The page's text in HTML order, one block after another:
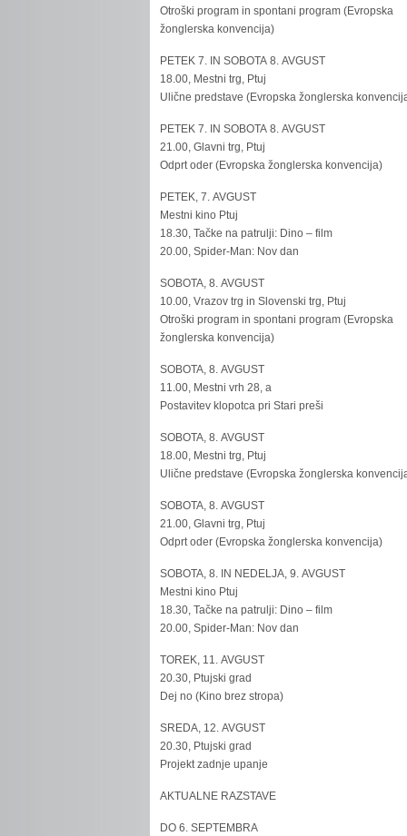
Otroški program in spontani program (Evropska
žonglerska konvencija)
PETEK 7. IN SOBOTA 8. AVGUST
18.00, Mestni trg, Ptuj
Ulične predstave (Evropska žonglerska
PETEK 7. IN SOBOTA 8. AVGUST
21.00, Glavni trg, Ptuj
Odprt oder (Evropska žonglerska konvencija)
PETEK, 7. AVGUST
Mestni kino Ptuj
18.30, Tačke na patrulji: Dino – film
20.00, Spider-Man: Nov dan
SOBOTA, 8. AVGUST
10.00, Vrazov trg in Slovenski trg, Ptuj
Otroški program in spontani program (Evropska
žonglerska konvencija)
SOBOTA, 8. AVGUST
11.00, Mestni vrh 28, a
Postavitev klopotca pri Stari preši
SOBOTA, 8. AVGUST
18.00, Mestni trg, Ptuj
Ulične predstave (Evropska žonglerska
SOBOTA, 8. AVGUST
21.00, Glavni trg, Ptuj
Odprt oder (Evropska žonglerska konvencija)
SOBOTA, 8. IN NEDELJA, 9. AVGUST
Mestni kino Ptuj
18.30, Tačke na patrulji: Dino – film
20.00, Spider-Man: Nov dan
TOREK, 11. AVGUST
20.30, Ptujski grad
Dej no (Kino brez stropa)
SREDA, 12. AVGUST
20.30, Ptujski grad
Projekt zadnje upanje
AKTUALNE RAZSTAVE
DO 6. SEPTEMBRA